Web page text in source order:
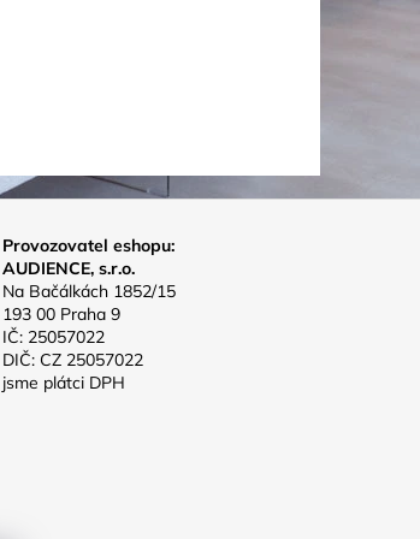
Provozovatel eshopu:
AUDIENCE, s.r.o.
Na Bačálkách 1852/15
193 00 Praha 9
IČ: 25057022
DIČ: CZ 25057022
jsme plátci DPH